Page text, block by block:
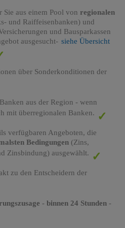
Sie aus einem Pool von regionalen
und Raiffeisenbanken) und
und Bausparkassen
ausgesucht- siehe Übersicht
über Sonderkonditionen der
aus der Region - wenn
mit überregionalen Banken.
verfügbaren Angeboten, die
Bedingungen(Zins,
Zinsbindung) ausgewählt.
zu den Entscheidern der
- binnen 24 Stunden-